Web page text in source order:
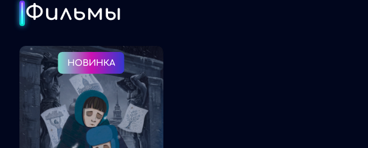
Фильмы
НОВИНКА